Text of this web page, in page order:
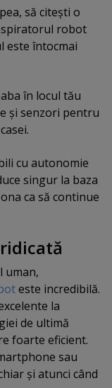
să citeşti o
robot
este întocmai
în locul tău
şi senzori pentru
cu autonomie
singur la baza
ca să continue
uman,
este incredibilă.
la
de ultimă
foarte eficient.
sau
şi atunci când